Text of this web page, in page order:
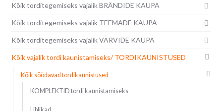
Kõik torditegemiseks vajalik BRÄNDIDE KAUPA
Kõik torditegemiseks vajalik TEEMADE KAUPA
Kõik torditegemiseks vajalik VÄRVIDE KAUPA
Kõik vajalik tordi kaunistamiseks/ TORDIKAUNISTUSED
Kõik söödavad tordikaunistused
KOMPLEKTID tordi kaunistamiseks